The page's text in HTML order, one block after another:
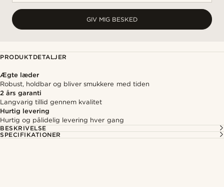
GIV MIG BESKED
PRODUKTDETALJER
Ægte læder
Robust, holdbar og bliver smukkere med tiden
2 års garanti
Langvarig tillid gennem kvalitet
Hurtig levering
Hurtig og pålidelig levering hver gang
BESKRIVELSE
SPECIFIKATIONER